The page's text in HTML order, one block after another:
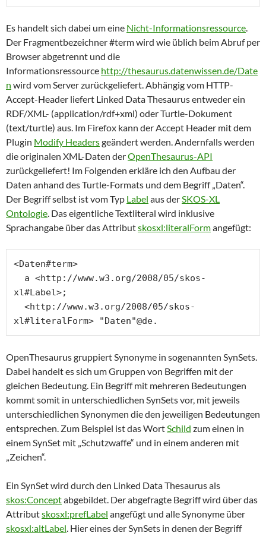
Es handelt sich dabei um eine Nicht-Informationsressource.
Der Fragmentbezeichner #term wird wie üblich beim Abruf per
Browser abgetrennt und die
Informationsressource http://thesaurus.datenwissen.de/Date
n wird vom Server zurückgeliefert. Abhängig vom HTTP-
Accept-Header liefert Linked Data Thesaurus entweder ein
RDF/XML- (application/rdf+xml) oder Turtle-Dokument
(text/turtle) aus. Im Firefox kann der Accept Header mit dem
Plugin Modify Headersgeändert werden. Andernfalls werden
die originalen XML-Daten derOpenThesaurus-API
zurückgeliefert! Im Folgenden erkläre ich den Aufbau der
Daten anhand des Turtle-Formats und dem Begriff „Daten“.
Der Begriff selbst ist vom Typ Label aus derSKOS-XL
Ontologie. Das eigentliche Textliteral wird inklusive
Sprachangabe über das Attributskosxl:literalFormangefügt:
<Daten#term>
a <http://www.w3.org/2008/05/skos-
xl#Label>;
<http://www.w3.org/2008/05/skos-
xl#literalForm> "Daten"@de.
OpenThesaurus gruppiert Synonyme in sogenannten SynSets.
Dabei handelt es sich um Gruppen von Begriffen mit der
gleichen Bedeutung. Ein Begriff mit mehreren Bedeutungen
kommt somit in unterschiedlichen SynSets vor, mit jeweils
unterschiedlichen Synonymen die den jeweiligen Bedeutungen
entsprechen. Zum Beispiel ist das WortSchild zum einen in
einem SynSet mit „Schutzwaffe“ und in einem anderen mit
„Zeichen“.
Ein SynSet wird durch den Linked Data Thesaurus als
skos:Conceptabgebildet. Der abgefragte Begriff wird über das
Attributskosxl:prefLabel angefügt und alle Synonyme über
skosxl:altLabel. Hier eines der SynSets in denen der Begriff